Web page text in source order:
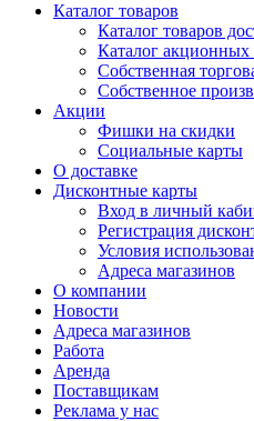
Каталог товаров
Каталог товаров
Каталог акционных
Собственная
Собственное
Акции
Фишки на скидки
Социальные карты
О доставке
Дисконтные карты
Вход в личный
Регистрация
Условия
Адреса магазинов
О компании
Новости
Адреса магазинов
Работа
Аренда
Поставщикам
Реклама у нас